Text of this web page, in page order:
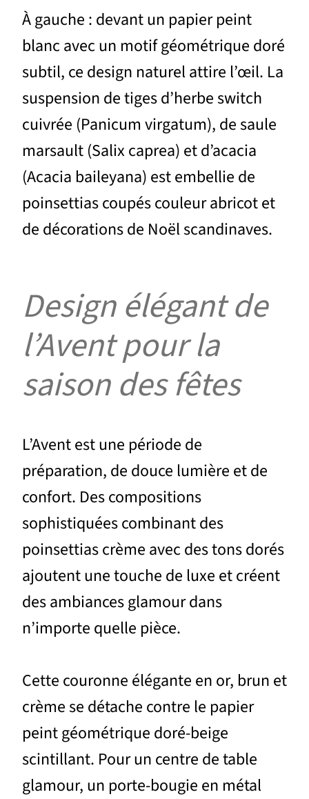
À gauche : devant un papier peint
blanc avec un motif géométrique doré
subtil, ce design naturel attire l’œil. La
suspension de tiges d’herbe switch
cuivrée (Panicum virgatum), de saule
marsault (Salix caprea) et d’acacia
(Acacia baileyana) est embellie de
poinsettias coupés couleur abricot et
de décorations de Noël scandinaves.
Design élégant de
l’Avent pour la
saison des fêtes
L’Avent est une période de
préparation, de douce lumière et de
confort. Des compositions
sophistiquées combinant des
poinsettias crème avec des tons dorés
ajoutent une touche de luxe et créent
des ambiances glamour dans
n’importe quelle pièce.
Cette couronne élégante en or, brun et
crème se détache contre le papier
peint géométrique doré-beige
scintillant. Pour un centre de table
glamour, un porte-bougie en métal